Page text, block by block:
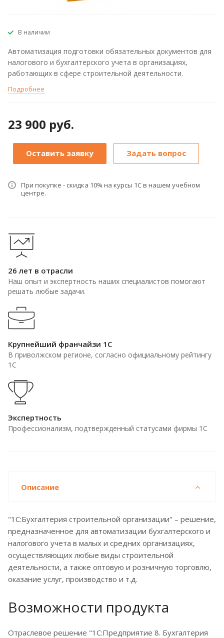
В наличии
Автоматизация подготовки обязательных документов для
налогового и бухгалтерского учета в организациях,
работающих в сфере строительной деятельности.
Подробнее
23 900 руб.
Оставить заявку Задать вопрос
При покупке - скидка 10% на курсы 1С в нашем учебном
центре.
26 лет в отрасли
Наш опыт и экспертность наших специалистов помогают
решать любые задачи.
Крупнейший франчайзи 1С
В приволжском регионе, согласно официальному рейтингу
1С
Экспертность
Профессионализм, подтвержденный статусами фирмы 1С
Описание
"1С:Бухгалтерия строительной организации" – решение,
предназначенное для автоматизации бухгалтерского и
налогового учета в малых и средних организациях,
осуществляющих любые виды строительной
деятельности, а также оптовую и розничную торговлю,
оказание услуг, производство и т.д.
Возможности продукта
Отраслевое решение "1С:Предприятие 8. Бухгалтерия